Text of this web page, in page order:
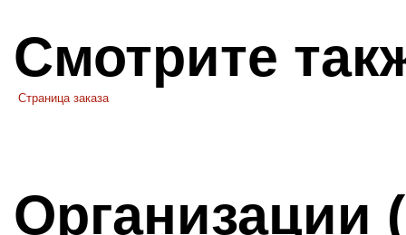
Смотрите
Страница заказа
Организации